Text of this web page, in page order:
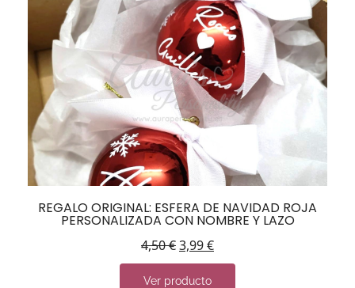
REGALO ORIGINAL: ESFERA DE NAVIDAD ROJA
PERSONALIZADA CON NOMBRE Y LAZO
4,50€3,99€
Ver producto